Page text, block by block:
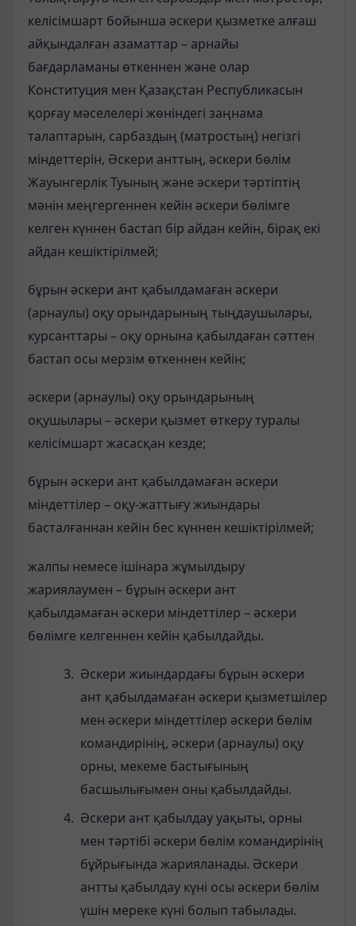
келісімшарт бойынша әскери қызметке алғаш
айқындалған азаматтар – арнайы
бағдарламаны өткеннен және олар
Конституция мен Қазақстан Республикасын
қорғау мәселелері жөніндегі заңнама
талаптарын, сарбаздың (матростың) негізгі
міндеттерін, Әскери анттың, әскери бөлім
Жауынгерлік Туының және әскери тәртіптің
мәнін меңгергеннен кейін әскери бөлімге
келген күннен бастап бір айдан кейін, бірақ екі
айдан кешіктірілмей;
бұрын әскери ант қабылдамаған әскери
(арнаулы) оқу орындарының тыңдаушылары,
курсанттары – оқу орнына қабылдаған сәттен
бастап осы мерзім өткеннен кейін;
әскери (арнаулы) оқу орындарының
оқушылары – әскери қызмет өткеру туралы
келісімшарт жасасқан кезде;
бұрын әскери ант қабылдамаған әскери
міндеттілер – оқу-жаттығу жиындары
басталғаннан кейін бес күннен кешіктірілмей;
жалпы немесе ішінара жұмылдыру
жариялаумен – бұрын әскери ант
қабылдамаған әскери міндеттілер – әскери
бөлімге келгеннен кейін қабылдайды.
Әскери жиындардағы бұрын әскери
ант қабылдамаған әскери қызметшілер
мен әскери міндеттілер әскери бөлім
командирінің, әскери (арнаулы) оқу
орны, мекеме бастығының
басшылығымен оны қабылдайды.
Әскери ант қабылдау уақыты, орны
мен тәртібі әскери бөлім командирінің
бұйрығында жарияланады. Әскери
антты қабылдау күні осы әскери бөлім
үшін мереке күні болып табылады.